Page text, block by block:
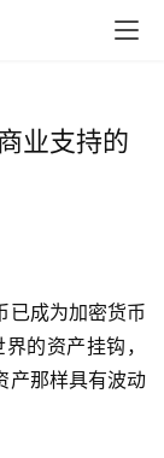
业支持的
已成为加密货币
的资产挂钩，
产那样具有波动